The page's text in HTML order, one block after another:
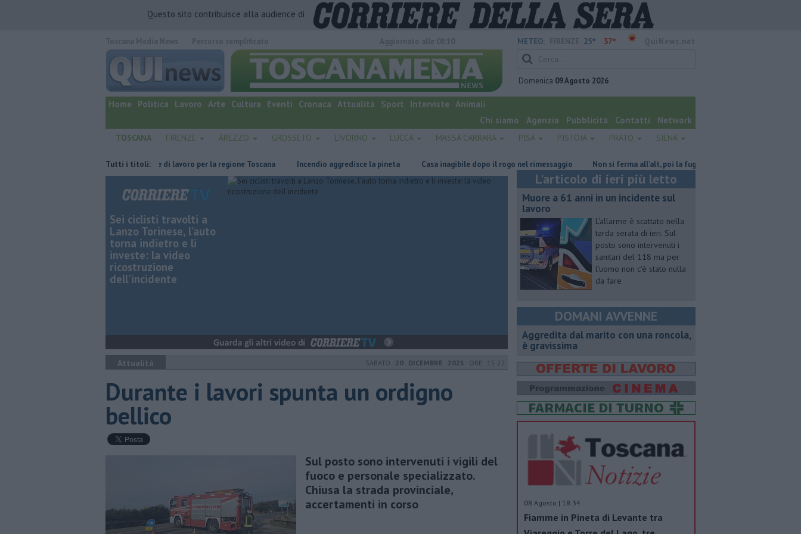
Questo sito contribuisce alla audience di
quotidiano online.
METEO: 25° 37°
Domenica 09 Agosto 2026
Home Politica Lavoro Arte Cultura Eventi Cronaca Attualità Sport Interviste Animali
Chi siamo
Agenzia Pubblicità Contatti Network
TOSCANA FIRENZE AREZZO GROSSETO LIVORNO LUCCA MASSA CARRARA PISA PISTOIA PRATO SIENA
Tutti i titoli:
​Tutte le offerte di lavoro per la regione Toscana Incendio aggredisce la pineta Casa inagibile dopo il rogo nel rimessaggio Non si ferma all'alt, poi la fuga a tutta velocità
Sei ciclisti travolti a
Lanzo Torinese, l’auto
torna indietro e li
investe: la video
ricostruzione
dell'incidente
Attualità SABATO 20 DICEMBRE 2025 ORE 15:22
Durante i lavori spunta un ordigno
bellico
Sul posto sono intervenuti i vigili del
fuoco e personale specializzato.
Chiusa la strada provinciale,
accertamenti in corso
L'articolo di ieri più letto
Muore a 61 anni in un incidente sul
lavoro
L'allarme è scattato nella
tarda serata di ieri. Sul
posto sono intervenuti i
sanitari del 118 ma per
l'uomo non c'è stato nulla
da fare
DOMANI AVVENNE
Aggredita dal marito con una roncola,
è gravissima
08 Agosto | 18.34
Fiamme in Pineta di Levante tra